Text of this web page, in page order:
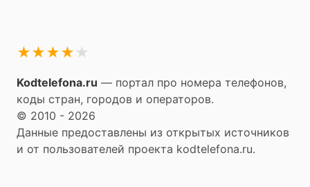
★
★
★
★
★
Kodtelefona.ru — портал про номера телефонов,
коды стран, городов и операторов.
© 2010 - 2026
Данные предоставлены из открытых источников
и от пользователей проекта kodtelefona.ru.